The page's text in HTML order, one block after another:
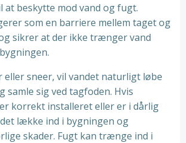
at beskytte mod vand og fugt.
som en barriere mellem taget og
sikrer at der ikke trænger vand
eller sneer, vil vandet naturligt løbe
samle sig ved tagfoden. Hvis
korrekt installeret eller er i dårlig
lække ind i bygningen og
skader. Fugt kan trænge ind i